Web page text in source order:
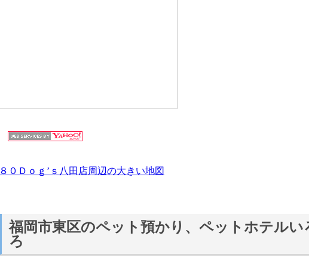
８０Ｄｏｇ’ｓ八田店周辺の大きい地図
福岡市東区のペット預かり、ペットホテルい
ろ